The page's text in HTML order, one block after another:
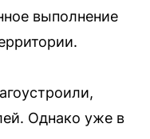
выполнение
Однако уже в